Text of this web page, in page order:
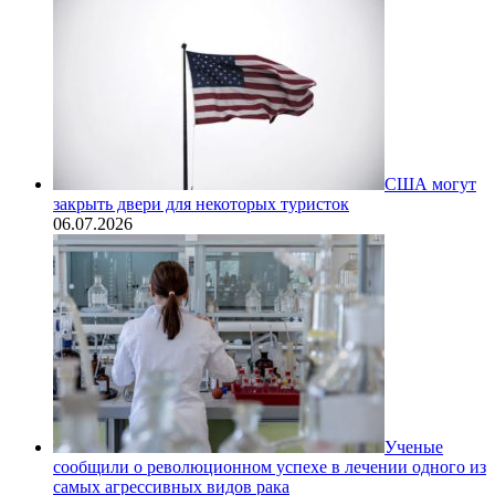
США могут
закрыть двери для некоторых туристок
06.07.2026
Ученые
сообщили о революционном успехе в лечении одного из
самых агрессивных видов рака